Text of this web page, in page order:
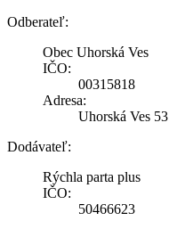
Odberateľ:
Obec Uhorská Ves
IČO:
00315818
Adresa:
Uhorská Ves 53
Dodávateľ:
Rýchla parta plus
IČO:
50466623